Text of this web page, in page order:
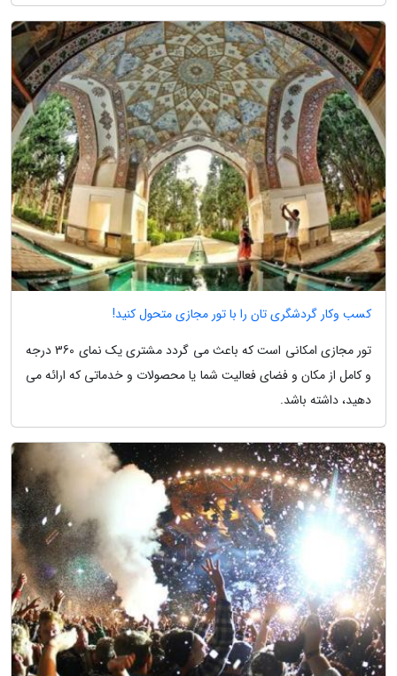
کسب وکار گردشگری تان را با تور مجازی متحول کنید!
تور مجازی امکانی است که باعث می گردد مشتری یک نمای 360 درجه
و کامل از مکان و فضای فعالیت شما یا محصولات و خدماتی که ارائه می
دهید، داشته باشد.